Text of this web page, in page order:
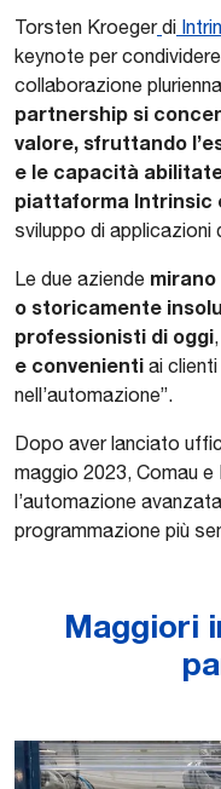
Torsten Kroeger di
keynote per
collaborazione
partnership si
valore, sfruttando
e le capacità
piattaforma Intrinsic
sviluppo di applicazioni
Le due aziende
o storicamente
professionisti di oggi,
e convenienti ai
nell’automazione”.
Dopo aver lanciato
maggio 2023, Comau
l’automazione
programmazione più
Maggiori